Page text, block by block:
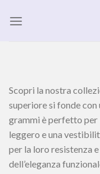
Scopri la nostra
superiore si fonde
grammi è perfetto
leggero e una
per la loro resistenza
dell’eleganza